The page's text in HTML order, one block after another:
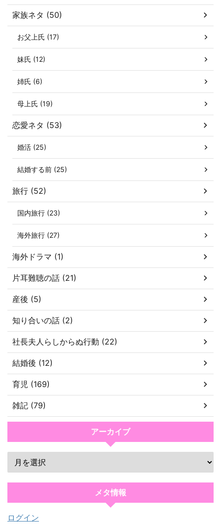
家族ネタ (50)
お父上氏 (17)
妹氏 (12)
姉氏 (6)
母上氏 (19)
恋愛ネタ (53)
婚活 (25)
結婚する前 (25)
旅行 (52)
国内旅行 (23)
海外旅行 (27)
海外ドラマ (1)
片耳難聴の話 (21)
産後 (5)
知り合いの話 (2)
社長夫人らしからぬ行動 (22)
結婚後 (12)
育児 (169)
雑記 (79)
アーカイブ
メタ情報
ログイン